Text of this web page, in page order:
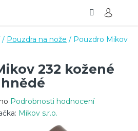
/ Pouzdra na nože / Pouzdro Mikov
232 kožené
hnědé
Podrobnosti hodnocení
Mikov s.r.o.